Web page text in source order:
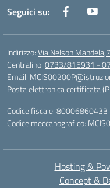
Seguici su:
Indirizzo:Via Nelson
Centralino:0733/815931 -
Email:
Posta elettronica certificata
Codice fiscale: 80006860433
Codice meccanografico:
Hosting &
Concept &